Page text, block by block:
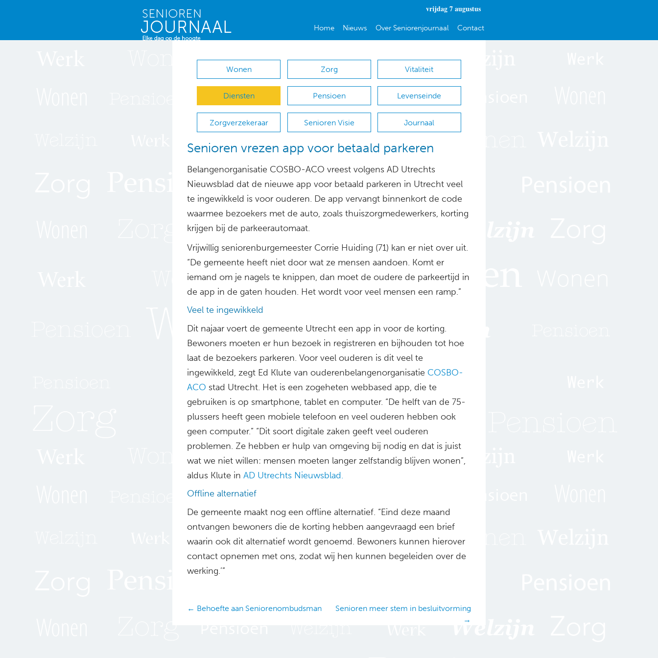
vrijdag 7 augustus
Home Nieuws Over Seniorenjournaal Contact
Wonen Zorg Vitaliteit
Diensten Pensioen Levenseinde
Zorgverzekeraar Senioren Visie Journaal
Senioren vrezen app voor betaald parkeren
Belangenorganisatie COSBO-ACO vreest volgens AD Utrechts
Nieuwsblad dat de nieuwe app voor betaald parkeren in Utrecht veel
te ingewikkeld is voor ouderen. De app vervangt binnenkort de code
waarmee bezoekers met de auto, zoals thuiszorgmedewerkers, korting
krijgen bij de parkeerautomaat.
Vrijwillig seniorenburgemeester Corrie Huiding (71) kan er niet over uit.
“De gemeente heeft niet door wat ze mensen aandoen. Komt er
iemand om je nagels te knippen, dan moet de oudere de parkeertijd in
de app in de gaten houden. Het wordt voor veel mensen een ramp.”
Veel te ingewikkeld
Dit najaar voert de gemeente Utrecht een app in voor de korting.
Bewoners moeten er hun bezoek in registreren en bijhouden tot hoe
laat de bezoekers parkeren. Voor veel ouderen is dit veel te
ingewikkeld, zegt Ed Klute van ouderenbelangenorganisatie COSBO-
ACO stad Utrecht. Het is een zogeheten webbased app, die te
gebruiken is op smartphone, tablet en computer. “De helft van de 75-
plussers heeft geen mobiele telefoon en veel ouderen hebben ook
geen computer.” “Dit soort digitale zaken geeft veel ouderen
problemen. Ze hebben er hulp van omgeving bij nodig en dat is juist
wat we niet willen: mensen moeten langer zelfstandig blijven wonen”,
aldus Klute in AD Utrechts Nieuwsblad.
Offline alternatief
De gemeente maakt nog een offline alternatief. “Eind deze maand
ontvangen bewoners die de korting hebben aangevraagd een brief
waarin ook dit alternatief wordt genoemd. Bewoners kunnen hierover
contact opnemen met ons, zodat wij hen kunnen begeleiden over de
werking.’”
Posts
← Behoefte aan Seniorenombudsman
Senioren meer stem in besluitvorming
→